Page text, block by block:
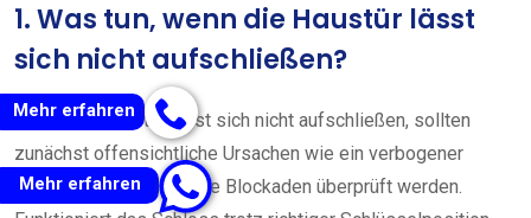
1. Was tun, wenn die Haustür lässt
sich nicht aufschließen?
Wenn die Haustür lässt sich nicht aufschließen, sollten
zunächst offensichtliche Ursachen wie ein verbogener
Schlüssel oder sichtbare Blockaden überprüft werden.
Mehr erfahren
Mehr erfahren